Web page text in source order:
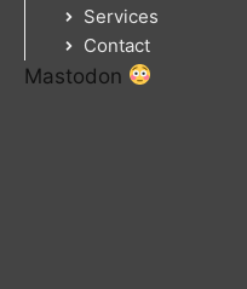
Services
Contact
Mastodon